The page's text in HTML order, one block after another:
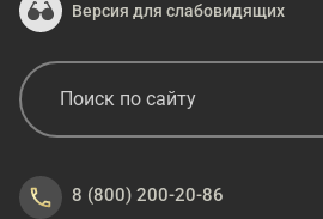
Версия для слабовидящих
8 (800) 200-20-86